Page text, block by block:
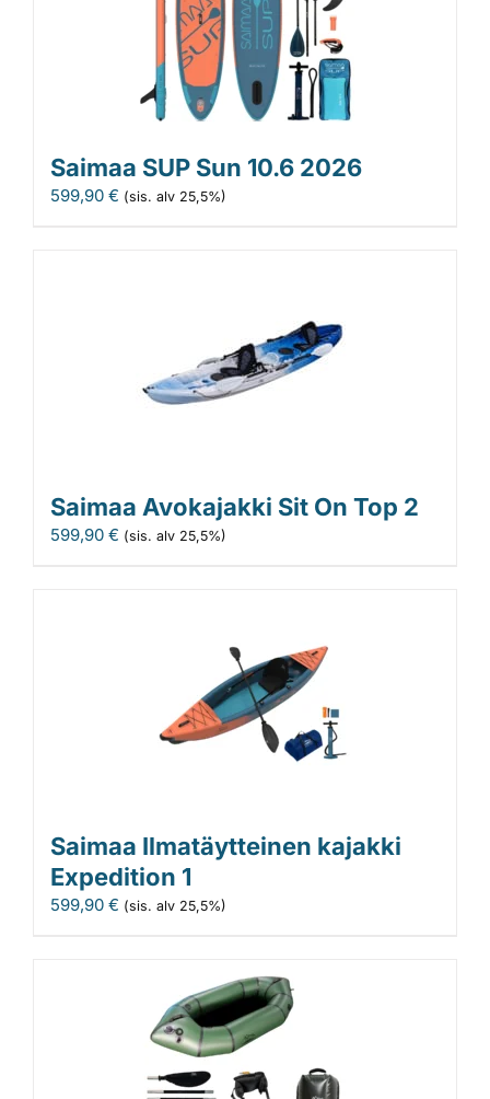
Saimaa SUP Sun 10.6 2026
599,90 € (sis. alv 25,5%)
Saimaa Avokajakki Sit On Top 2
599,90 € (sis. alv 25,5%)
Saimaa Ilmatäytteinen kajakki
Expedition 1
599,90 € (sis. alv 25,5%)